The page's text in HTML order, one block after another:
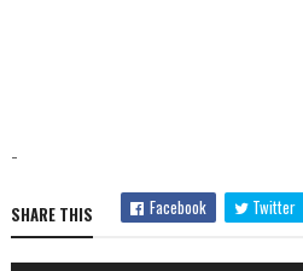
-
SHARE THIS Facebook Twitter